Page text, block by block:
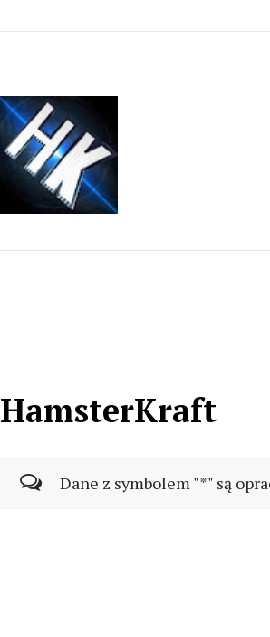
HamsterKraft
Dane z symbolem "*" są